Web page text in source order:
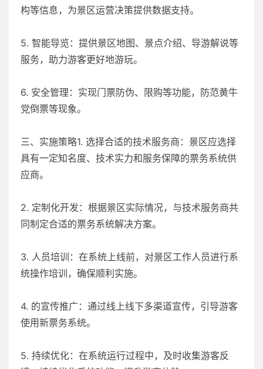
构等信息，为景区运营决策提供数据支持。
5. 智能导览：提供景区地图、景点介绍、导游解说等
服务，助力游客更好地游玩。
6. 安全管理：实现门票防伪、限购等功能，防范黄牛
党倒票等现象。
三、实施策略1. 选择合适的技术服务商：景区应选择
具有一定知名度、技术实力和服务保障的票务系统供
应商。
2. 定制化开发：根据景区实际情况，与技术服务商共
同制定合适的票务系统解决方案。
3. 人员培训：在系统上线前，对景区工作人员进行系
统操作培训，确保顺利实施。
4. 的宣传推广：通过线上线下多渠道宣传，引导游客
使用新票务系统。
5. 持续优化：在系统运行过程中，及时收集游客反